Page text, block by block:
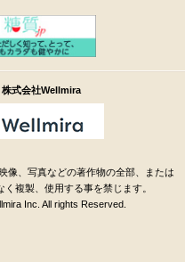
株式会社Wellmira
像、写真などの著作物の全部、または
く複製、使用する事を禁じます。
Inc. All rights Reserved.